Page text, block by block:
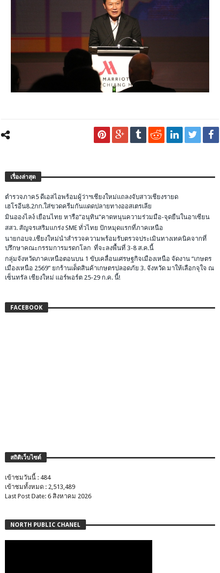
เรื่องล่าสุด
ตำรวจภาค5 ดีเอสไอพร้อมผู้ว่าฯเชียงใหม่แถลงจับสาวเชียงรายด
เฮโรอีน8.2กก.ใส่ขวดครีมกันแดดปลายทางออสเตรเลีย
มินอองไลง์ เยือนไทย หารือ”อนุทิน”คาดหนุนความร่วมมือ-จุดยืนในอาเซียน
สสว. สัญจรเสริมแกร่ง SME ทั่วไทย ปักหมุดแรกที่ภาคเหนือ
นายกอบจ.เชียงใหม่นำสำรวจความพร้อมรับตรวจประเมินทางเทคนิคจากที่
ปรึกษาคณะกรรมการมรดกโลก ที่จะลงพื้นที่ 3-8 ส.ค.นี้
กลุ่มจังหวัดภาคเหนือตอนบน 1 ขับเคลื่อนเศรษฐกิจเมืองเหนือ จัดงาน “เกษตร
เมืองเหนือ 2569” ยกร้านเด็ดสินค้าเกษตรปลอดภัย 3. จังหวัด มาให้เลือกจุใจ ณ
เซ็นทรัล เชียงใหม่ แอร์พอร์ต 25-29 ก.ค. นี้!
FACEBOOK
สถิติเว็บไซต์
เข้าชมวันนี้ : 484
เข้าชมทั้งหมด : 2,513,489
Last Post Date: 6 สิงหาคม 2026
NORTH PUBLIC CHANEL